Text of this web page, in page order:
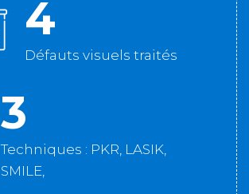
4
Défauts visuels traités
3
Techniques : PKR, LASIK,
SMILE,